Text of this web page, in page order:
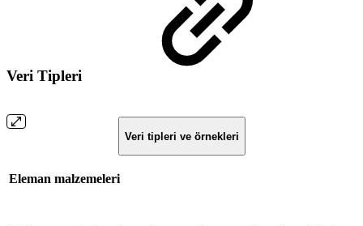
Veri Tipleri
Veri tipleri ve örnekleri
Eleman malzemeleri